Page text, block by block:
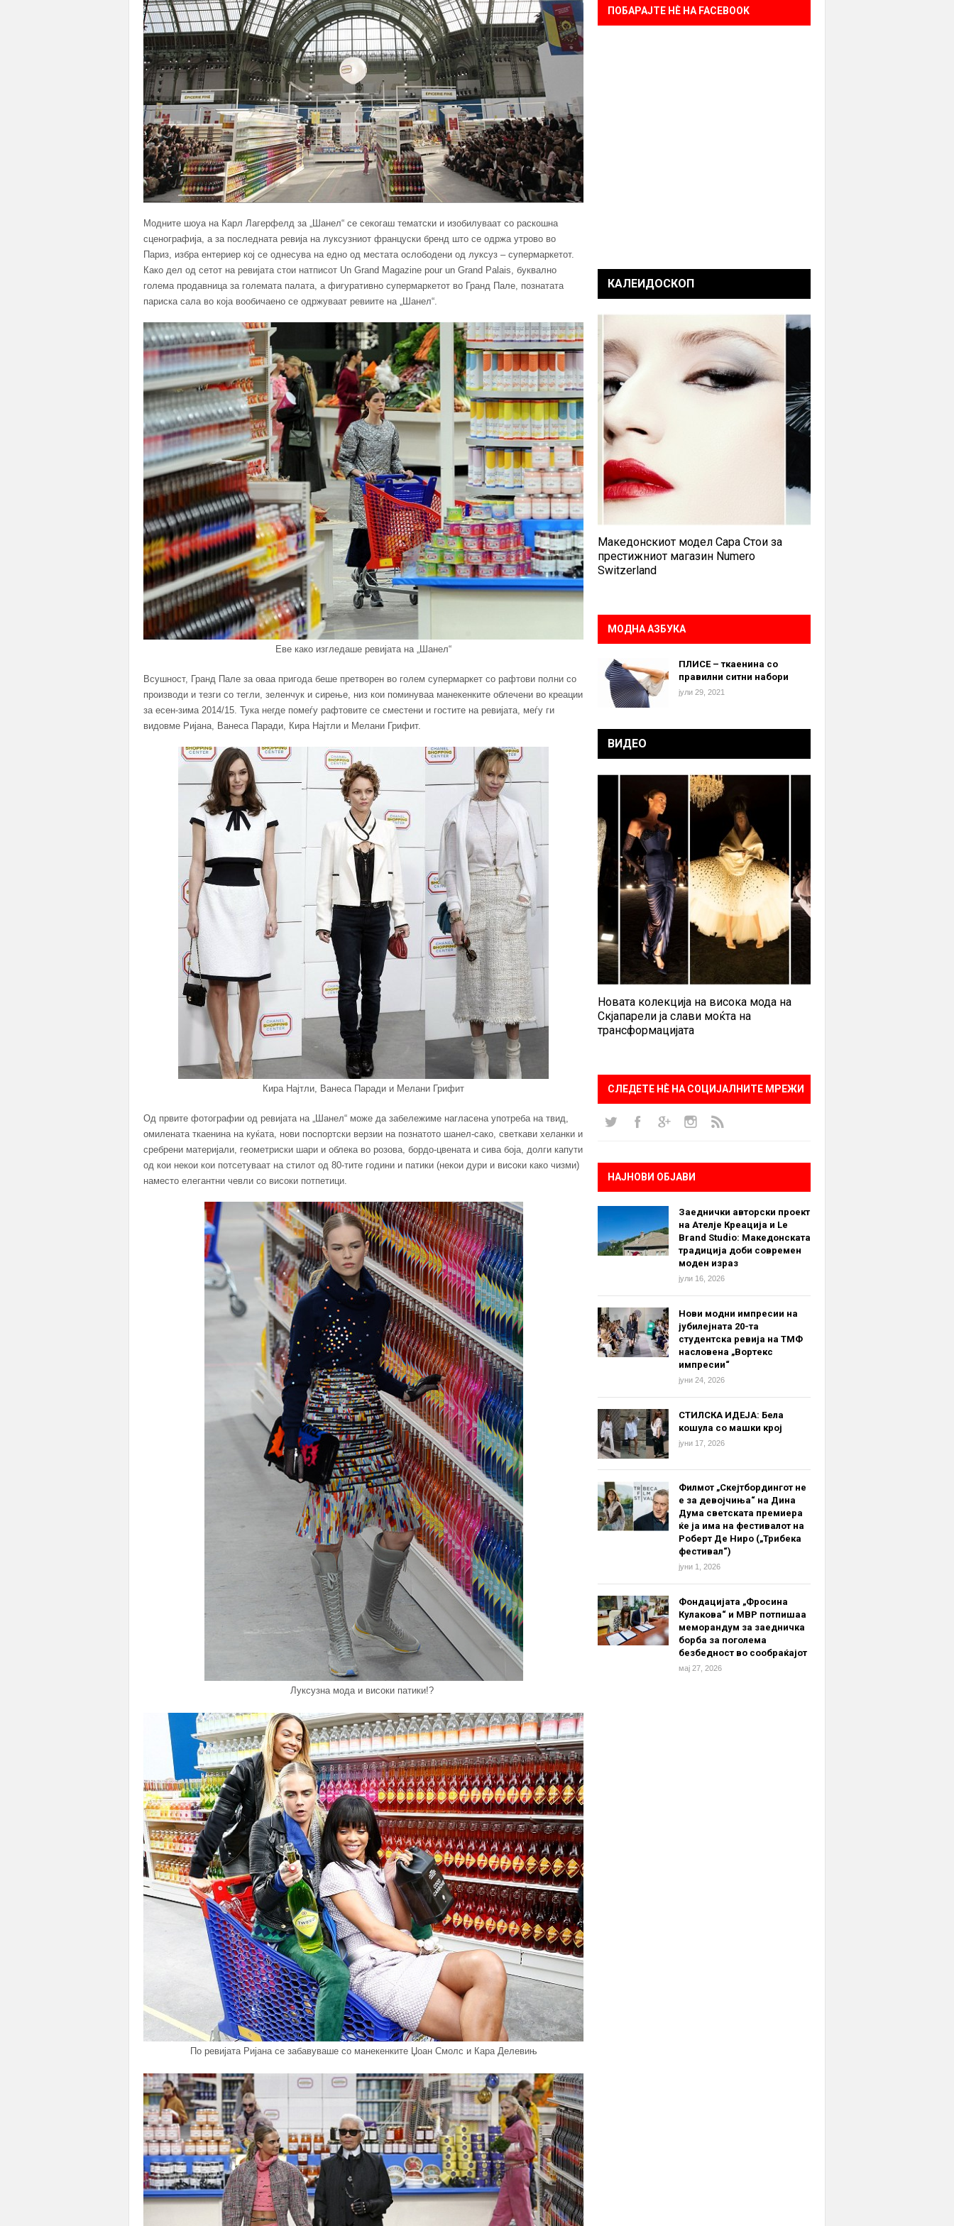
Модните шоуа на Карл Лагерфелд за „Шанел“ се секогаш тематски и изобилуваат со раскошна
сценографија, а за последната ревија на луксузниот француски бренд што се одржа утрово во
Париз, избра ентериер кој се однесува на едно од местата ослободени од луксуз – супермаркетот.
Како дел од сетот на ревијата стои натписот Un Grand Magazine pour un Grand Palais, буквално
голема продавница за големата палата, а фигуративно супермаркетот во Гранд Пале, познатата
париска сала во која вообичаено се одржуваат ревиите на „Шанел“.
Еве како изгледаше ревијата на „Шанел“
Всушност, Гранд Пале за оваа пригода беше претворен во голем супермаркет со рафтови полни со
производи и тезги со тегли, зеленчук и сирење, низ кои поминуваа манекенките облечени во креации
за есен-зима 2014/15. Тука негде помеѓу рафтовите се сместени и гостите на ревијата, меѓу ги
видовме Ријана, Ванеса Паради, Кира Најтли и Мелани Грифит.
Кира Најтли, Ванеса Паради и Мелани Грифит
Од првите фотографии од ревијата на „Шанел“ може да забележиме нагласена употреба на твид,
омилената ткаенинa на куќата, нови поспортски верзии на познатото шанел-сако, светкави хеланки и
сребрени материјали, геометриски шари и облека во розова, бордо-цвената и сива боја, долги капути
од кои некои кои потсетуваат на стилот од 80-тите години и патики (некои дури и високи како чизми)
наместо елегантни чевли со високи потпетици.
Луксузна мода и високи патики!?
По ревијата Ријана се забавуваше со манекенките Џоан Смолс и Кара Делевињ
ПОБАРАЈТЕ НÈ НА FACEBOOK
КАЛЕИДОСКОП
Македонскиот модел Сара Стои за
престижниот магазин Numero
Switzerland
МОДНА АЗБУКА
ПЛИСЕ – ткаенина со
правилни ситни набори
јули 29, 2021
ВИДЕО
Новата колекција на висока мода на
Скјапарели ја слави моќта на
трансформацијата
СЛЕДЕТЕ НÈ НА СОЦИЈАЛНИТЕ МРЕЖИ
НАЈНОВИ ОБЈАВИ
Заеднички авторски проект
на Ателје Креација и Le
Brand Studio: Македонската
традиција доби современ
моден израз
јули 16, 2026
Нови модни импресии на
јубилејната 20-та
студентска ревија на ТМФ
насловена „Вортекс
импресии“
јуни 24, 2026
СТИЛСКА ИДЕЈА: Бела
кошула со машки крој
јуни 17, 2026
Филмот „Скејтбордингот не
е за девојчиња“ на Дина
Дума светската премиера
ќе ја има на фестивалот на
Роберт Де Ниро („Трибека
фестивал“)
јуни 1, 2026
Фондацијата „Фросина
Кулакова“ и МВР потпишаа
меморандум за заедничка
борба за поголема
безбедност во сообраќајот
мај 27, 2026